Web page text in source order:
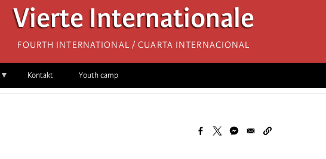
Vierte Internationale
Fourth International / Cuarta Internacional
Kontakt Youth camp